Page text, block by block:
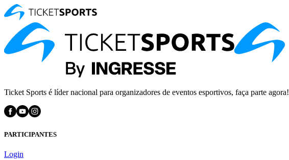
Ticket Sports é líder nacional para organizadores de eventos esportivos, faça parte agora!
PARTICIPANTES
Login